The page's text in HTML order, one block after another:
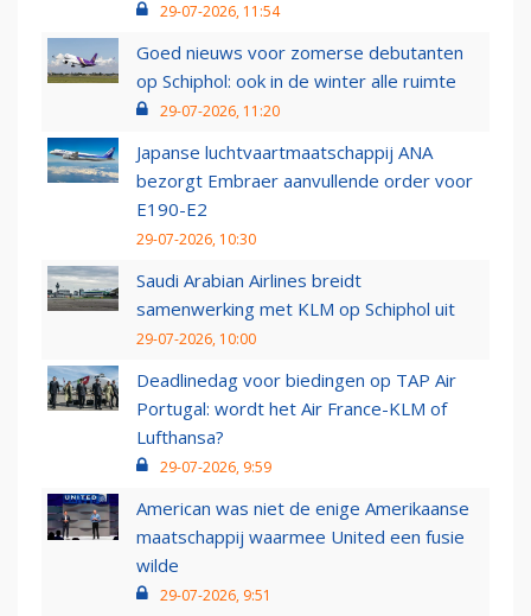
29-07-2026, 11:54
Goed nieuws voor zomerse debutanten
op Schiphol: ook in de winter alle ruimte
29-07-2026, 11:20
Japanse luchtvaartmaatschappij ANA
bezorgt Embraer aanvullende order voor
E190-E2
29-07-2026, 10:30
Saudi Arabian Airlines breidt
samenwerking met KLM op Schiphol uit
29-07-2026, 10:00
Deadlinedag voor biedingen op TAP Air
Portugal: wordt het Air France-KLM of
Lufthansa?
29-07-2026, 9:59
American was niet de enige Amerikaanse
maatschappij waarmee United een fusie
wilde
29-07-2026, 9:51